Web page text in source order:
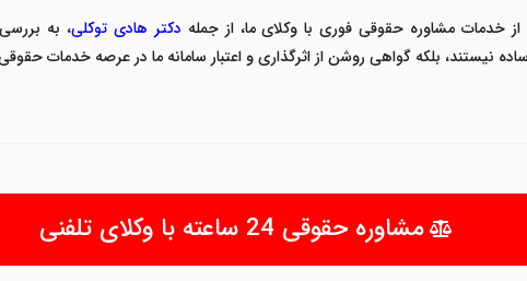
از خدمات مشاوره حقوقی فوریبا وکلای ما، از جمله دکتر هادی توکلی، به
نیستند، بلکه گواهی روشن از اثرگذاری و اعتبار سامانه ما در عرصه خدمات
مشاوره حقوقی 24 ساعته با وکلای تلفنی